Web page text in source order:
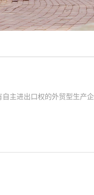
主进出口权的外贸型生产